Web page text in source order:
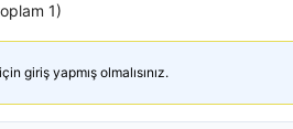
1)
giriş yapmış olmalısınız.